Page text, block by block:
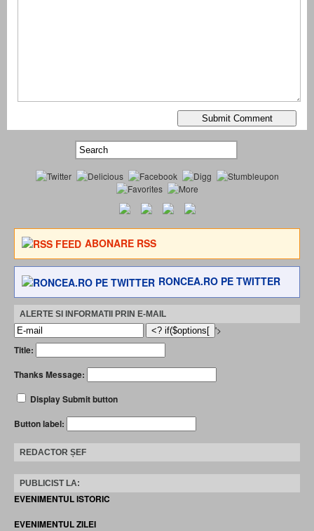
ABONARE RSS
RONCEA.RO PE TWITTER
ALERTE SI INFORMATII PRIN E-MAIL
'>
Title:
Thanks Message:
Display Submit button
Button label:
REDACTOR ȘEF
PUBLICIST LA:
EVENIMENTUL ISTORIC
EVENIMENTUL ZILEI